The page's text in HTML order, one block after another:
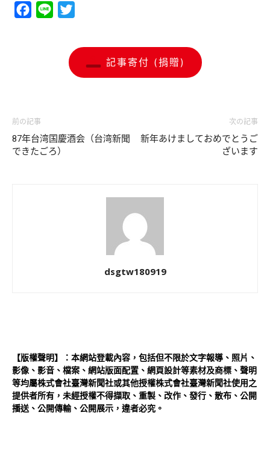
Facebook
Line
記事寄付 (捐贈)
前の記事
87年台湾国慶酒会（台湾新聞
できたごろ）
次の記事
新年あけましておめでとうご
ざいます
dsgtw180919
【版權聲明】：本網站登載內容，包括但不限於文字報導、照片、
影像、影音、檔案、網站版面配置、網頁設計等素材及商標、聲明
等均屬株式會社臺灣新聞社或其他授權株式會社臺灣新聞社使用之
提供者所有，未經授權不得擷取、重製、改作、發行、散布、公開
播送、公開傳輸、公開展示，違者必究。